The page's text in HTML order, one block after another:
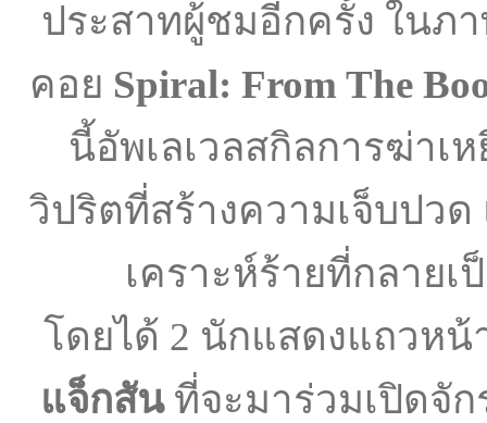
ประสาทผู้ชมอีกครั้ง ในภ
คอย Spiral: From The
นี้อัพเลเวลสกิลการฆ่า
วิปริตที่สร้างความเจ็บปว
เคราะห์ร้ายที่กลาย
โดยได้ 2 นักแสดงแถวหน้
แจ็กสันที่จะมาร่วมเปิดจัก